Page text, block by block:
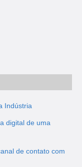
Indústria
digital de uma
de contato com